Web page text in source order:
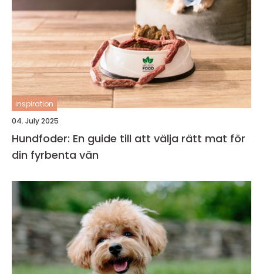
inspiration
04. July 2025
Hundfoder: En guide till att välja rätt mat för
din fyrbenta vän